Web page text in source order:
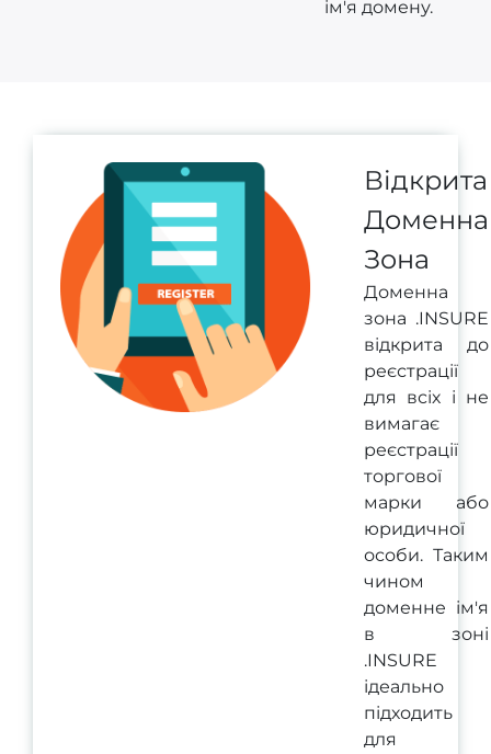
ім'я домену.
Відкрита
Доменна
Зона
Доменна
зона .INSURE
відкрита до
реєстрації
для всіх і не
вимагає
реєстрації
торгової
марки або
юридичної
особи. Таким
чином
доменне ім'я
в зоні
.INSURE
ідеально
підходить
для